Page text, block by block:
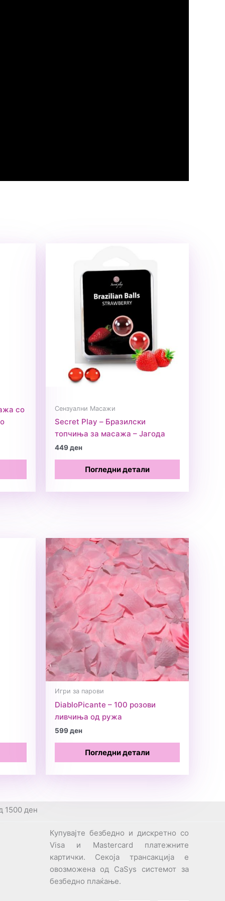
со
Сензуални Масажи
Secret Play – Бразилски
топчиња за масажа – Јагода
449ден
Погледни детали
Игри за парови
DiabloPicante – 100 розови
ливчиња од ружа
599ден
Погледни детали
1500 ден
Купувајте безбедно и дискретно со
Visa и Mastercard платежните
картички. Секоја трансакција е
овозможена од CaSys системот за
безбедно плаќање.